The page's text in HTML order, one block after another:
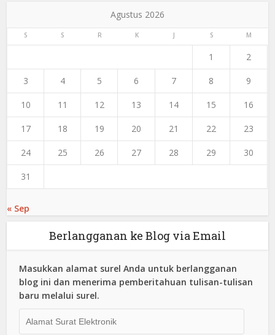
Agustus 2026
S S R K J S M
1 2
3 4 5 6 7 8 9
10 11 12 13 14 15 16
17 18 19 20 21 22 23
24 25 26 27 28 29 30
31
« Sep
Berlangganan ke Blog via Email
Masukkan alamat surel Anda untuk berlangganan
blog ini dan menerima pemberitahuan tulisan-tulisan
baru melalui surel.
Surat